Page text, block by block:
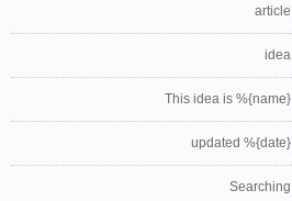
article
idea
This idea is %{name}
updated %{date}
Searching